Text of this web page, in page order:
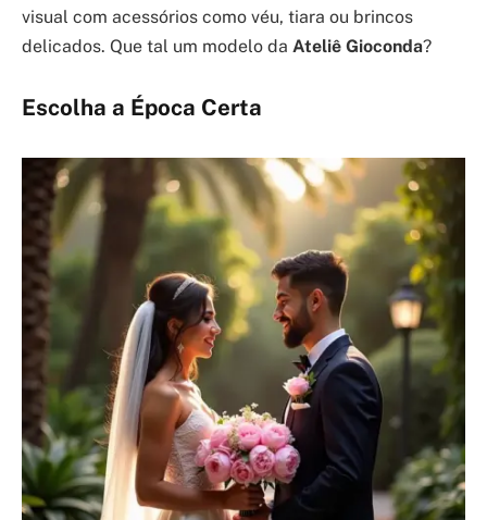
visual com acessórios como véu, tiara ou brincos
delicados. Que tal um modelo da Ateliê Gioconda?
Escolha a Época Certa